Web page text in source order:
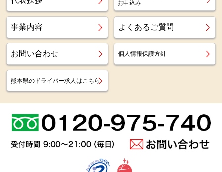
お申込み
事業内容 よくあるご質問
お問い合わせ 個人情報保護方針
熊本県のドライバー求人はこちら